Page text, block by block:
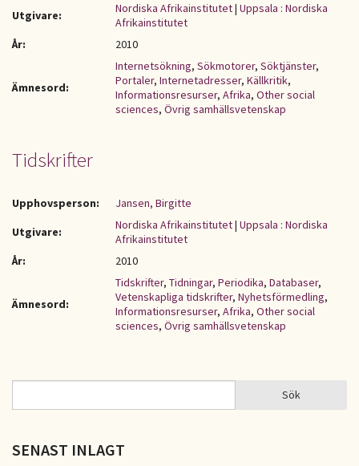
Utgivare:
Nordiska Afrikainstitutet| Uppsala : Nordiska
Afrikainstitutet
År:
2010
Ämnesord:
Internetsökning, Sökmotorer, Söktjänster,
Portaler, Internetadresser, Källkritik,
Informationsresurser, Afrika, Other social
sciences, Övrig samhällsvetenskap
Tidskrifter
Upphovsperson:
Jansen, Birgitte
Utgivare:
Nordiska Afrikainstitutet| Uppsala : Nordiska
Afrikainstitutet
År:
2010
Ämnesord:
Tidskrifter, Tidningar, Periodika, Databaser,
Vetenskapliga tidskrifter, Nyhetsförmedling,
Informationsresurser, Afrika, Other social
sciences, Övrig samhällsvetenskap
SÖKFORMULÄR Sök
SENAST INLAGT